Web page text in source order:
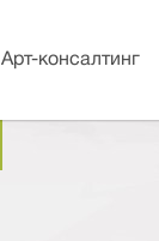
Арт-консалтинг